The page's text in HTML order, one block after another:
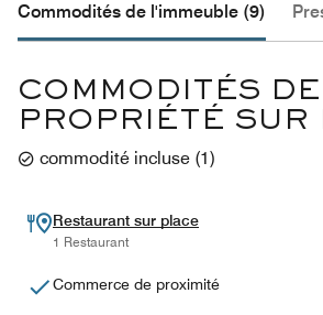
Commodités de l'immeuble (9)
COMMODITÉS
PROPRIÉTÉ SUR
commodité incluse (1)
Restaurant sur place
1 Restaurant
Commerce de proximité